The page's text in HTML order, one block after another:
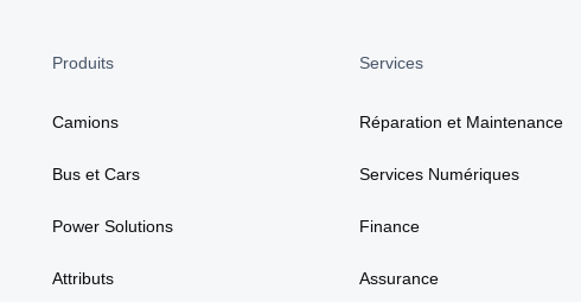
Produits
Camions
Bus et Cars
Power Solutions
Attributs
Services
Réparation et Maintenance
Services Numériques
Finance
Assurance